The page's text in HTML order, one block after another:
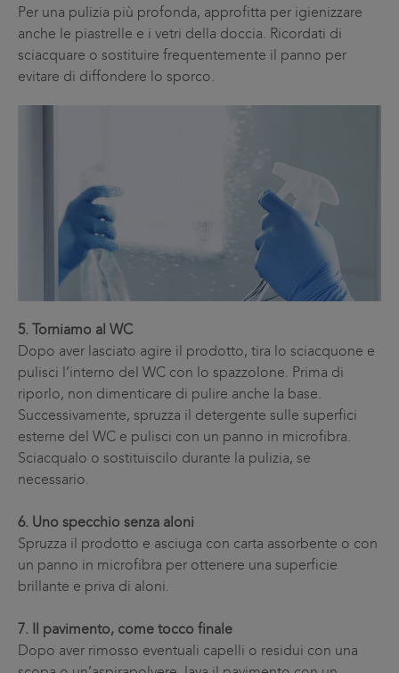
Per una pulizia più profonda, approfitta per igienizzare
anche le piastrelle e i vetri della doccia. Ricordati di
sciacquare o sostituire frequentemente il panno per
evitare di diffondere lo sporco.
5. Torniamo al WC
Dopo aver lasciato agire il prodotto, tira lo sciacquone e
pulisci l’interno del WC con lo spazzolone. Prima di
riporlo, non dimenticare di pulire anche la base.
Successivamente, spruzza il detergente sulle superfici
esterne del WC e pulisci con un panno in microfibra.
Sciacqualo o sostituiscilo durante la pulizia, se
necessario.
6. Uno specchio senza aloni
Spruzza il prodotto e asciuga con carta assorbente o con
un panno in microfibra per ottenere una superficie
brillante e priva di aloni.
7. Il pavimento, come tocco finale
Dopo aver rimosso eventuali capelli o residui con una